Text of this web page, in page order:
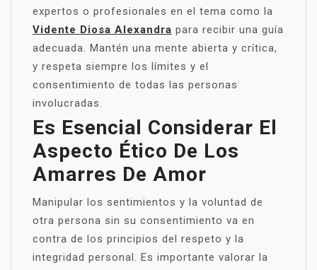
expertos o profesionales en el tema como la
Vidente Diosa Alexandra para recibir una guía
adecuada. Mantén una mente abierta y crítica,
y respeta siempre los límites y el
consentimiento de todas las personas
involucradas.
Es Esencial Considerar El
Aspecto Ético De Los
Amarres De Amor
Manipular los sentimientos y la voluntad de
otra persona sin su consentimiento va en
contra de los principios del respeto y la
integridad personal. Es importante valorar la